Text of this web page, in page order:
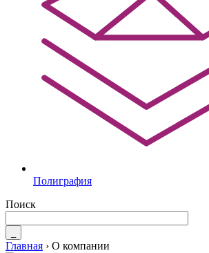
Полиграфия
Поиск
Главная › О компании